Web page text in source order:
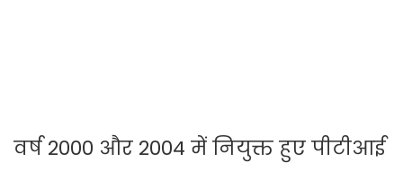
वर्ष 2000 और 2004 में नियुक्त हुए पीटीआई